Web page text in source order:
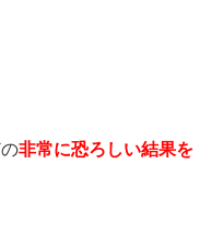
非常に恐ろしい結果を